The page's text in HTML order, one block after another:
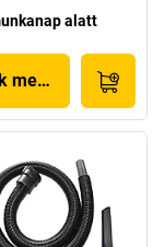
alatt
megjelenítése